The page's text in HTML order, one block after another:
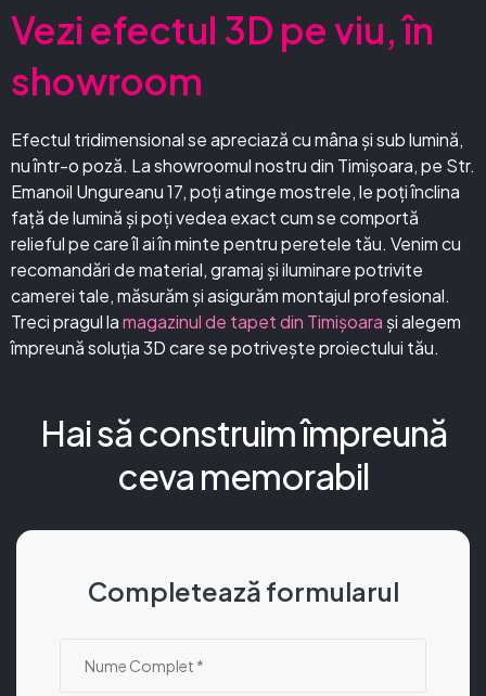
Vezi efectul 3D pe viu, în
showroom
Efectul tridimensional se apreciază cu mâna și sub lumină,
nu într-o poză. La showroomul nostru din Timișoara, pe Str.
Emanoil Ungureanu 17, poți atinge mostrele, le poți înclina
față de lumină și poți vedea exact cum se comportă
relieful pe care îl ai în minte pentru peretele tău. Venim cu
recomandări de material, gramaj și iluminare potrivite
camerei tale, măsurăm și asigurăm montajul profesional.
Treci pragul lamagazinul de tapet din Timișoara și alegem
împreună soluția 3D care se potrivește proiectului tău.
Hai să construim împreună
ceva memorabil
Completează formularul